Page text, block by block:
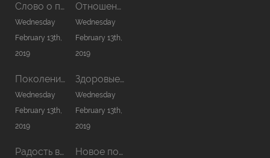
Слово о причастии
Wednesday
February 13th,
2019
Отношения в семье
Wednesday
February 13th,
2019
Поколение нового сезона
Wednesday
February 13th,
2019
Здоровые отношения с Богом
Wednesday
February 13th,
2019
Радость в Господе — сила моя Новое помазание